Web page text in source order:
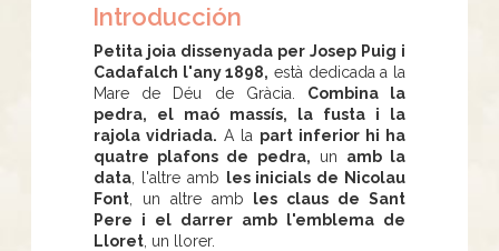
Introducción
Petita joia dissenyada per Josep Puig i
Cadafalch l'any 1898, està dedicada a la
Mare de Déu de Gràcia. Combina la
pedra, el maó massís, la fusta i la
rajola vidriada. A la part inferior hi ha
quatre plafons de pedra, un amb la
data , l'altre amb
les inicials de Nicolau
Font , un altre amb
les claus de Sant
Pere i el darrer amb l'emblema de
Lloret , un llorer.